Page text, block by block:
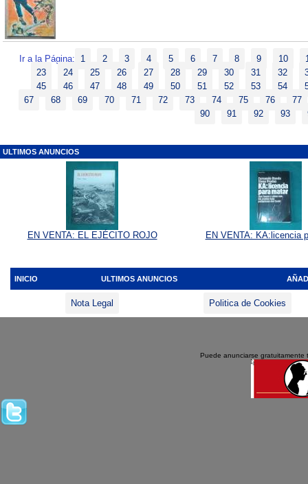
Ir a la Página: 1 2 3 4 5 6 7 8 9 10
23
24 25 26 27 28 29 30 31 32
45
46 47 48 49 50 51 52 53 54
67
68 69 70 71 72 73 74 75 76
77
90
91 92 93
ULTIMOS ANUNCIOS
EN VENTA: EL EJÉCITO ROJO EN VENTA: KA:licencia
INICIO ULTIMOS ANUNCIOS
Nota Legal Politica de Cookies
Puede anunciarse